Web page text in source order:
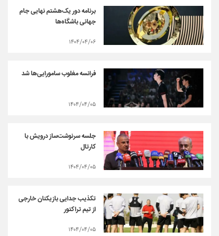
برنامه دور یک‌هشتم نهایی جام
جهانی باشگاه‌ها
۱۴۰۴/۰۴/۰۶
فرانسه مغلوب سامورایی‌ها شد
۱۴۰۴/۰۴/۰۵
جلسه سرنوشت‌ساز درویش با
کارتال
۱۴۰۴/۰۴/۰۵
تکذیب جدایی بازیکنان خارجی
از تیم تراکتور
۱۴۰۴/۰۴/۰۵